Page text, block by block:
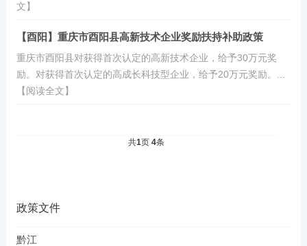
文】
【酉阳】重庆市酉阳县高新技术企业奖励扶持补助政策
重庆市酉阳县对获得首次认定的高新技术企业，给予30万元奖
励。对获得首次认定的高成长科技型企业，给予20万元奖励。...
【阅读全文】
共1页4条
政策文件
黔江